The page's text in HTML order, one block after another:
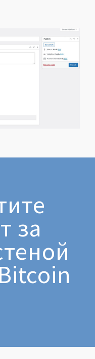
за